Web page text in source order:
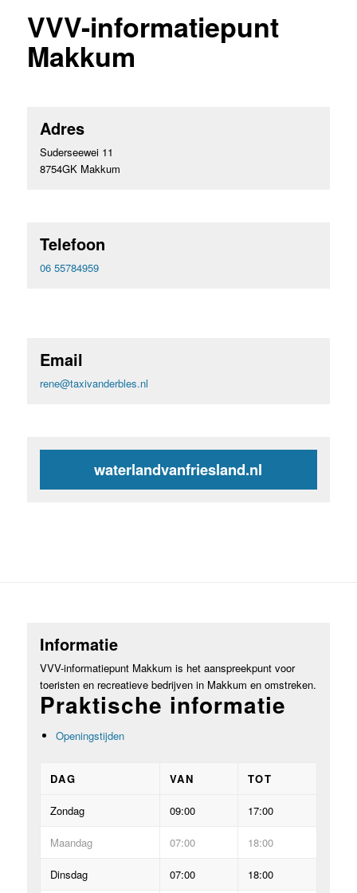
VVV-informatiepunt
Makkum
Adres
Suderseewei 11
8754GK Makkum
Telefoon
06 55784959
Email
rene@taxivanderbles.nl
waterlandvanfriesland.nl
Informatie
VVV-informatiepunt Makkum is het aanspreekpunt voor
toeristen en recreatieve bedrijven in Makkum en omstreken.
Praktische informatie
Openingstijden
DAG VAN TOT
Zondag 09:00 17:00
Maandag 07:00 18:00
Dinsdag 07:00 18:00